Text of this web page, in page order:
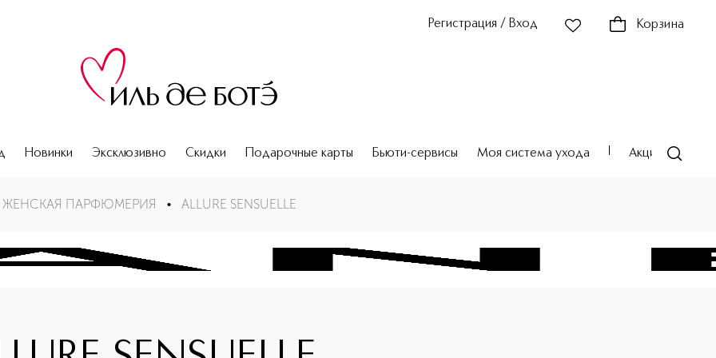
Регистрация / Вход Корзина
Новинки Эксклюзивно Скидки Подарочные карты Бьюти-сервисы Моя система ухода Акции
ЖЕНСКАЯ ПАРФЮМЕРИЯ • ALLURE SENSUELLE